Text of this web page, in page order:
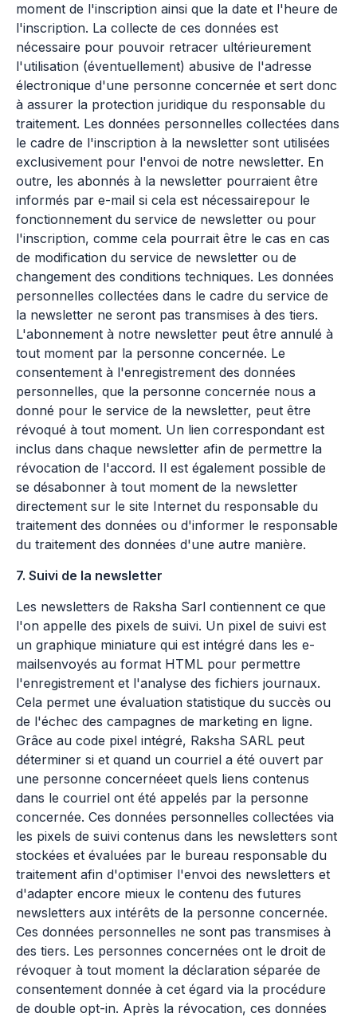
moment de l'inscription ainsi que la date et l'heure de
l'inscription. La collecte de ces données est
nécessaire pour pouvoir retracer ultérieurement
l'utilisation (éventuellement) abusive de l'adresse
électronique d'une personne concernée et sert donc
à assurer la protection juridique du responsable du
traitement. Les données personnelles collectées dans
le cadre de l'inscription à la newsletter sont utilisées
exclusivement pour l'envoi de notre newsletter. En
outre, les abonnés à la newsletter pourraient être
informés par e-mail si cela est nécessairepour le
fonctionnement du service de newsletter ou pour
l'inscription, comme cela pourrait être le cas en cas
de modification du service de newsletter ou de
changement des conditions techniques. Les données
personnelles collectées dans le cadre du service de
la newsletter ne seront pas transmises à des tiers.
L'abonnement à notre newsletter peut être annulé à
tout moment par la personne concernée. Le
consentement à l'enregistrement des données
personnelles, que la personne concernée nous a
donné pour le service de la newsletter, peut être
révoqué à tout moment. Un lien correspondant est
inclus dans chaque newsletter afin de permettre la
révocation de l'accord. Il est également possible de
se désabonner à tout moment de la newsletter
directement sur le site Internet du responsable du
traitement des données ou d'informer le responsable
du traitement des données d'une autre manière.
7. Suivi de la newsletter
Les newsletters de Raksha Sarl contiennent ce que
l'on appelle des pixels de suivi. Un pixel de suivi est
un graphique miniature qui est intégré dans les e-
mailsenvoyés au format HTML pour permettre
l'enregistrement et l'analyse des fichiers journaux.
Cela permet une évaluation statistique du succès ou
de l'échec des campagnes de marketing en ligne.
Grâce au code pixel intégré, Raksha SARL peut
déterminer si et quand un courriel a été ouvert par
une personne concernéeet quels liens contenus
dans le courriel ont été appelés par la personne
concernée. Ces données personnelles collectées via
les pixels de suivi contenus dans les newsletters sont
stockées et évaluées par le bureau responsable du
traitement afin d'optimiser l'envoi des newsletters et
d'adapter encore mieux le contenu des futures
newsletters aux intérêts de la personne concernée.
Ces données personnelles ne sont pas transmises à
des tiers. Les personnes concernées ont le droit de
révoquer à tout moment la déclaration séparée de
consentement donnée à cet égard via la procédure
de double opt-in. Après la révocation, ces données